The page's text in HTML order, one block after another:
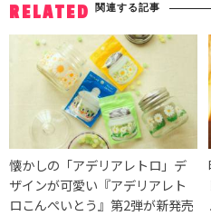
RELATED 関連する記事
懐かしの「アデリアレトロ」デ
ザインが可愛い『アデリアレト
ロこんぺいとう』第2弾が新発売